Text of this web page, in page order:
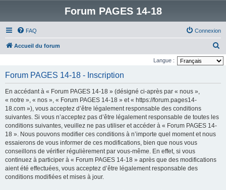
Forum PAGES 14-18
FAQ Connexion
Accueil du forum
e
Langue :
Forum PAGES 14-18 - Inscription
En accédant à « Forum PAGES 14-18 » (désigné ci-après par « nous »,
« notre », « nos », « Forum PAGES 14-18 » et « https://forum.pages14-
18.com »), vous acceptez d’être légalement responsable des conditions
suivantes. Si vous n’acceptez pas d’être légalement responsable de toutes les
conditions suivantes, veuillez ne pas utiliser et accéder à « Forum PAGES 14-
18 ». Nous pouvons modifier ces conditions à n’importe quel moment et nous
essaierons de vous informer de ces modifications, bien que nous vous
conseillons de vérifier régulièrement par vous-même. En effet, si vous
continuez à participer à « Forum PAGES 14-18 » après que des modifications
aient été effectuées, vous acceptez d’être légalement responsable des
conditions modifiées et mises à jour.